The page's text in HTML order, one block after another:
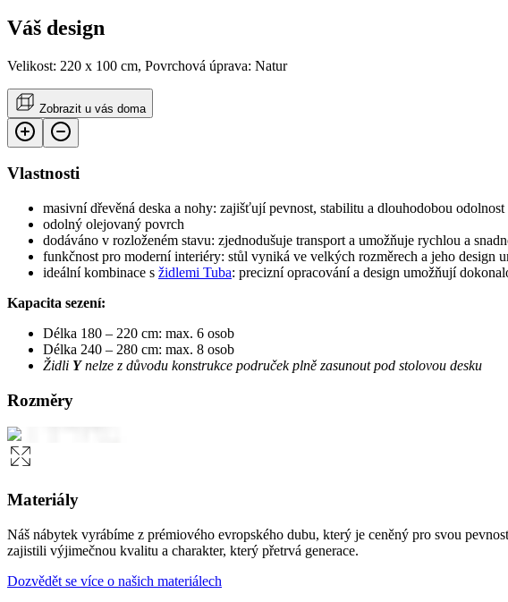
Váš design
Velikost: 220 x 100 cm, Povrchová úprava: Natur
Zobrazit u vás doma
Vlastnosti
masivní dřevěná deska a nohy: zajišťují pevnost, stabilitu a dlouhodobou odolnost
odolný olejovaný povrch
dodáváno v rozloženém stavu: zjednodušuje transport a umožňuje rychlou a
funkčnost pro moderní interiéry: stůl vyniká ve velkých rozměrech a jeho design
ideální kombinace s židlemi Tuba: precizní opracování a design umožňují
Kapacita sezení:
Délka 180 – 220 cm: max. 6 osob
Délka 240 – 280 cm: max. 8 osob
Židli Ynelze z důvodu konstrukce područek plně zasunout pod stolovou desku
Rozměry
Materiály
Náš nábytek vyrábíme z prémiového evropského dubu, který je ceněný pro svou
zajistili výjimečnou kvalitu a charakter, který přetrvá generace.
Dozvědět se více o našich materiálech